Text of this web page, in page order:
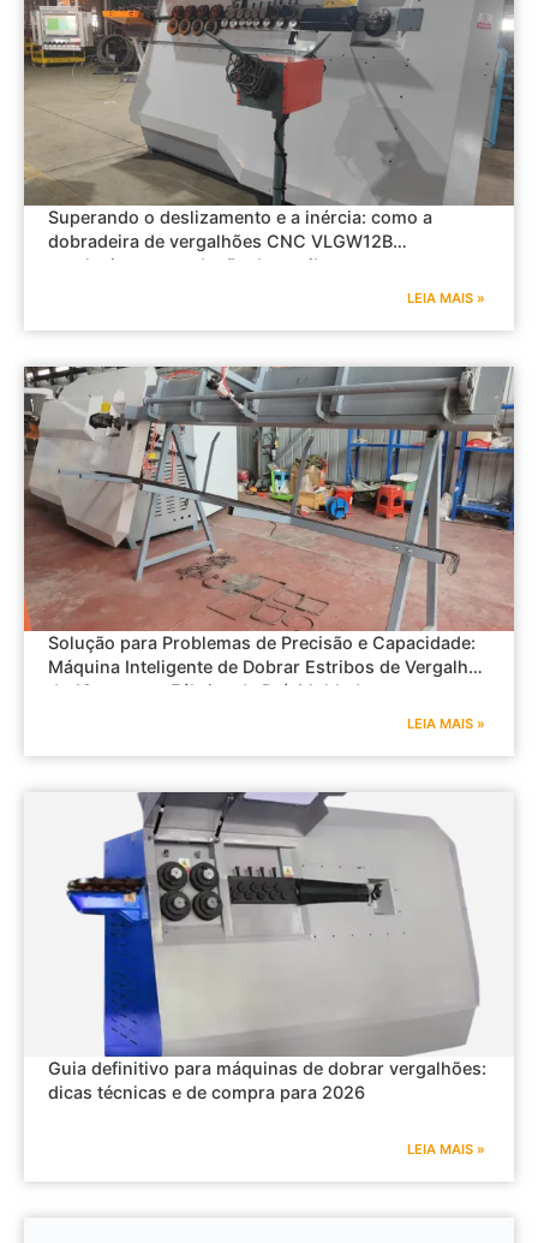
Superando o deslizamento e a inércia: como a
dobradeira de vergalhões CNC VLGW12B
revoluciona a produção de estribos.
LEIA MAIS »
Solução para Problemas de Precisão e Capacidade:
Máquina Inteligente de Dobrar Estribos de Vergalhão
de 12mm para Fábrica de Pré-Moldados
LEIA MAIS »
Guia definitivo para máquinas de dobrar vergalhões:
dicas técnicas e de compra para 2026
LEIA MAIS »